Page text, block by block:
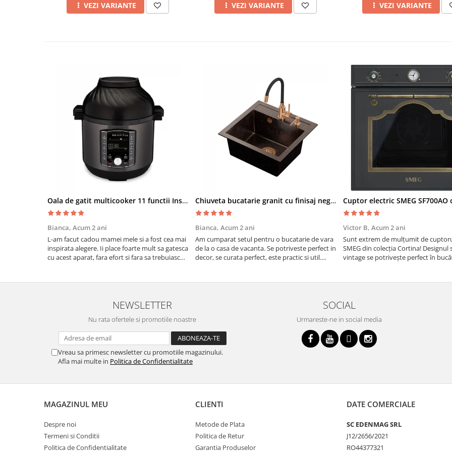
VEZI VARIANTE VEZI VARIANTE VEZI VARIANTE
Oala de gatit multicooker 11 functii Instant Pot Pro Crisp 8 + Air Fryer 7.6 lt
Bianca, Acum 2 ani
L-am facut cadou mamei mele si a fost cea mai
inspirata alegere. Ii place foarte mult sa gatesca
cu acest aparat, fara efort si fara sa trebuiasca
Chiuveta bucatarie granit cu finisaj negru perlat/cupru Steingran Art Copper cu dozator si baterie Quadron
Bianca, Acum 2 ani
Am cumparat setul pentru o bucatarie de vara
de la o casa de vacanta. Se potriveste perfect in
decor, se curata perfect, este practic si util.
Victor B, Acum 2 ani
Sunt extrem de mulțumit de
SMEG din colecția Cortina! Designul
vintage se potrivește perfect în
NEWSLETTER
Nu rata ofertele si promotiile noastre
Vreau sa primesc newsletter cu promotiile magazinului.
Afla mai multe in Politica de Confidentialitate
SOCIAL
Urmareste-ne in social media
MAGAZINUL MEU
Despre noi
Termeni si Conditii
Politica de Confidentialitate
CLIENTI
Metode de Plata
Politica de Retur
Garantia Produselor
DATE COMERCIALE
SC EDENMAG SRL
J12/2656/2021
RO44377321